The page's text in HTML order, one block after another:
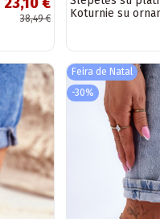
38,49 €
Koturnie su
Feira de Natal
-30%